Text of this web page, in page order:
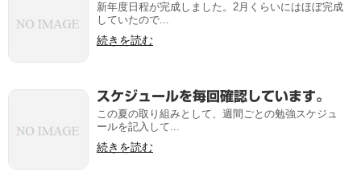
新年度日程が完成しました。2月くらいにはほぼ完成
していたので...
続きを読む
スケジュールを毎回確認しています。
この夏の取り組みとして、週間ごとの勉強スケジュ
ールを記入して...
続きを読む